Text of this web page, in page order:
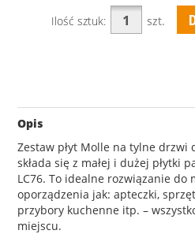
Ilość sztuk: szt.
Opis
Zestaw płyt Molle na tylne drzwi
składa się z małej i dużej płytki
LC76. To idealne rozwiązanie do
oporządzenia jak: apteczki,
przybory kuchenne itp. –
miejscu.